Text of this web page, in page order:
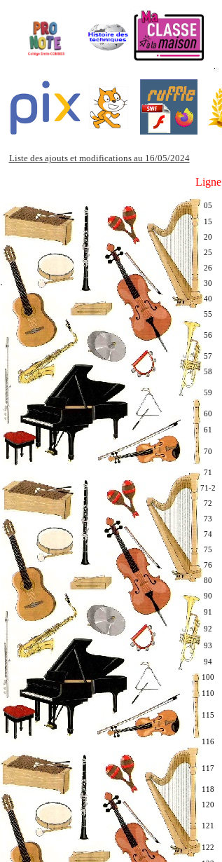
Liste des ajouts et modifications au 16/05/2024
Ligne
05
15
20
25
26
30
40
55
56
57
58
59
60
61
70
71
71-2
72
73
74
75
76
80
90
91
92
93
94
100
110
115
116
117
118
120
121
122